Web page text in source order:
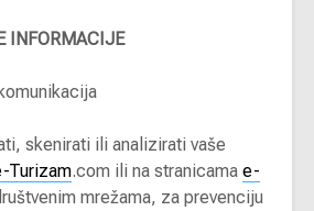
INFORMACIJE
skenirati ili analizirati vaše
Turizam.com ili na stranicama e-
mrežama, za prevenciju